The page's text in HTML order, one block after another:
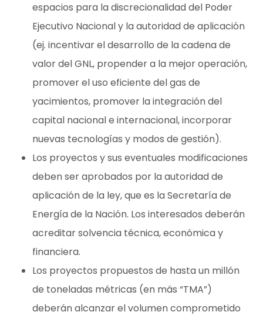
espacios para la discrecionalidad del Poder
Ejecutivo Nacional y la autoridad de aplicación
(ej. incentivar el desarrollo de la cadena de
valor del GNL, propender a la mejor operación,
promover el uso eficiente del gas de
yacimientos, promover la integración del
capital nacional e internacional, incorporar
nuevas tecnologías y modos de gestión).
Los proyectos y sus eventuales modificaciones
deben ser aprobados por la autoridad de
aplicación de la ley, que es la Secretaría de
Energía de la Nación. Los interesados deberán
acreditar solvencia técnica, económica y
financiera.
Los proyectos propuestos de hasta un millón
de toneladas métricas (en más “TMA”)
deberán alcanzar el volumen comprometido